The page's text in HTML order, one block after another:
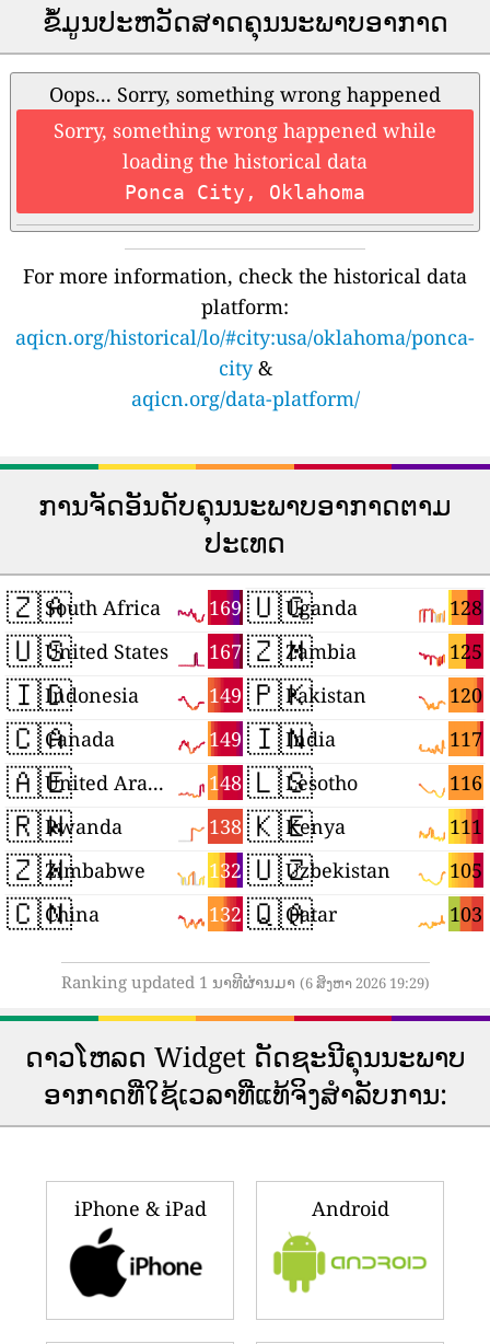
ຂໍ້ມູນປະຫວັດສາດຄຸນນະພາບອາກາດ
Oops... Sorry, something wrong happened
Sorry, something wrong happened while
loading the historical data
Ponca City, Oklahoma
For more information, check the historical data
platform:
aqicn.org/historical/lo/#city:usa/oklahoma/ponca-
city&
aqicn.org/data-platform/
ການຈັດອັນດັບຄຸນນະພາບອາກາດຕາມ
ປະເທດ
🇿🇦 169
South Africa
🇺🇸 167
United States
🇮🇩 149
Indonesia
🇨🇦 149
Canada
🇦🇪 148
United Arab Emirates
🇷🇼 138
Rwanda
🇿🇼 132
Zimbabwe
🇨🇳 132
China
🇺🇬 128
Uganda
🇿🇲 125
Zambia
🇵🇰 120
Pakistan
🇮🇳 117
India
🇱🇸 116
Lesotho
🇰🇪 111
Kenya
🇺🇿 105
Uzbekistan
🇶🇦 103
Qatar
Ranking updated 1 ນາທີຜ່ານມາ (6 ສິງຫາ 2026 19:29)
ດາວ​ໂຫລດ Widget ດັດ​ຊະ​ນີ​ຄຸນ​ນະ​ພາບ​
ອາ​ກາດ​ທີ່​ໃຊ້​ເວ​ລາ​ທີ່​ແທ້​ຈິງ​ສໍາ​ລັບ​ການ​:
iPhone & iPad Android